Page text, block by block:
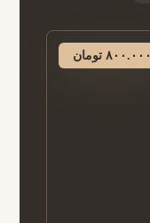
۸۰۰.۰۰۰ تومان